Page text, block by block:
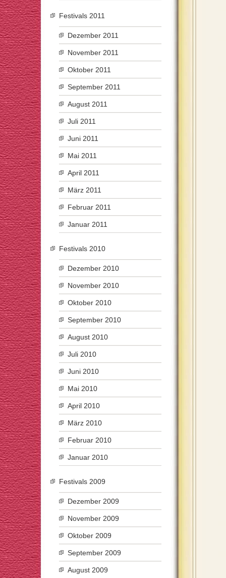
Festivals 2011
Dezember 2011
November 2011
Oktober 2011
September 2011
August 2011
Juli 2011
Juni 2011
Mai 2011
April 2011
März 2011
Februar 2011
Januar 2011
Festivals 2010
Dezember 2010
November 2010
Oktober 2010
September 2010
August 2010
Juli 2010
Juni 2010
Mai 2010
April 2010
März 2010
Februar 2010
Januar 2010
Festivals 2009
Dezember 2009
November 2009
Oktober 2009
September 2009
August 2009